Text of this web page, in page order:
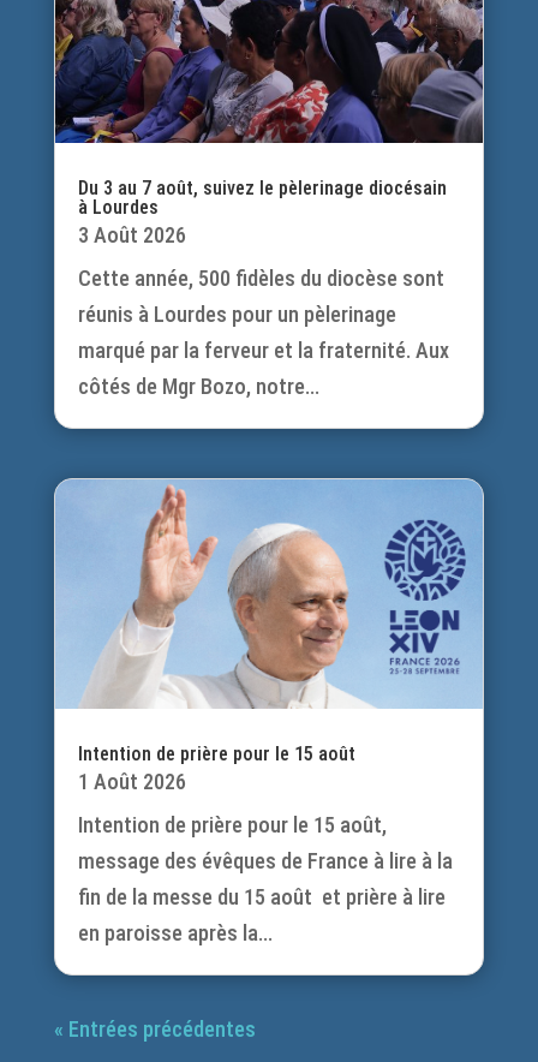
Du 3 au 7 août, suivez le pèlerinage diocésain
à Lourdes
3 Août 2026
Cette année, 500 fidèles du diocèse sont
réunis à Lourdes pour un pèlerinage
marqué par la ferveur et la fraternité. Aux
côtés de Mgr Bozo, notre...
Intention de prière pour le 15 août
1 Août 2026
Intention de prière pour le 15 août,
message des évêques de France à lire à la
fin de la messe du 15 août et prière à lire
en paroisse après la...
« Entrées précédentes